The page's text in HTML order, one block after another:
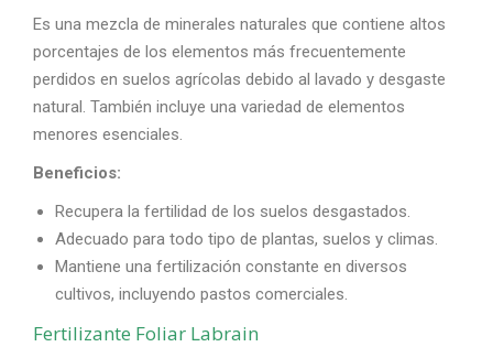
Es una mezcla de minerales naturales que contiene altos
porcentajes de los elementos más frecuentemente
perdidos en suelos agrícolas debido al lavado y desgaste
natural. También incluye una variedad de elementos
menores esenciales.
Beneficios:
Recupera la fertilidad de los suelos desgastados.
Adecuado para todo tipo de plantas, suelos y climas.
Mantiene una fertilización constante en diversos
cultivos, incluyendo pastos comerciales.
Fertilizante Foliar Labrain